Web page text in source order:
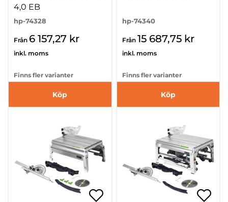
4,0 EB
hp-74328
Från 6 157,27 kr
inkl. moms
Finns fler varianter
Köp
hp-74340
Från 15 687,75 kr
inkl. moms
Finns fler varianter
Köp